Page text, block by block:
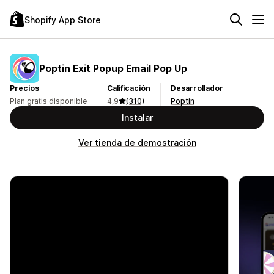
Shopify App Store
Poptin Exit Popup Email Pop Up
Precios
Plan gratis disponible
Calificación
4,9
(310)
Desarrollador
Poptin
Instalar
Ver tienda de demostración